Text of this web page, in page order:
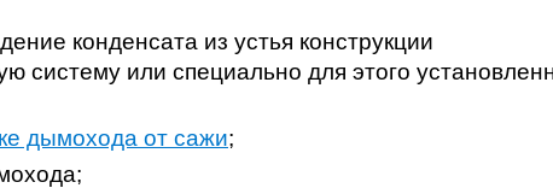
конденсата из устья конструкции
систему или специально для этого
дымохода от сажи;